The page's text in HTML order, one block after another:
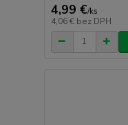
4,99 €/ks
4,06 € bez DPH